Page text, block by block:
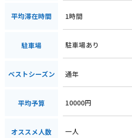
平均滞在時間 1時間
駐車場 駐車場あり
ベストシーズン 通年
平均予算 10000円
オススメ人数 一人